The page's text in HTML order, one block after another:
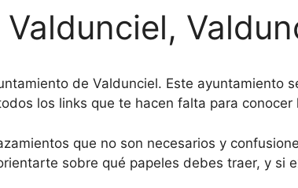
de Valdunciel. Este ayuntamiento
los links que te hacen falta para
que no son necesarios y
sobre qué papeles debes traer, y si